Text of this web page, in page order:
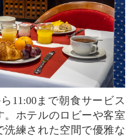
。ホテルのロビーや客室
洗練された空間で優雅な